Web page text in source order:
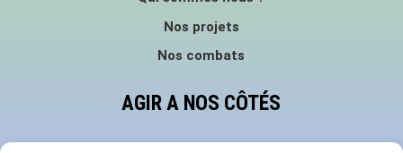
Nos projets
Nos combats
AGIR A NOS CÔTÉS